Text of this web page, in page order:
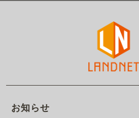
お知らせ